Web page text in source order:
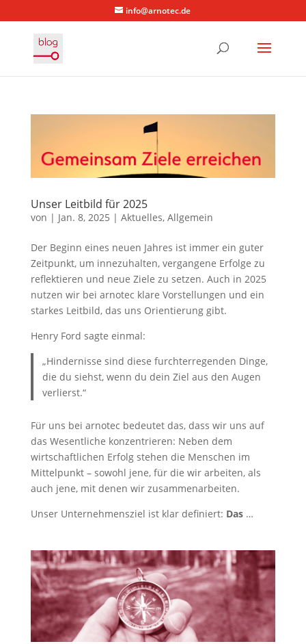
info@arnotec.de
Unser Leitbild für 2025
von | Jan. 8, 2025 | Aktuelles, Allgemein
Der Beginn eines neuen Jahres ist immer ein guter
Zeitpunkt, um innezuhalten, vergangene Erfolge zu
reflektieren und neue Ziele zu setzen. Auch in 2025
nutzen wir bei arnotec klare Vorstellungen und ein
starkes Leitbild, das uns Orientierung gibt.
Henry Ford sagte einmal:
„Hindernisse sind diese furchterregenden Dinge,
die du siehst, wenn du dein Ziel aus den Augen
verlierst.“
Für uns bei arnotec bedeutet das, dass wir uns auf
das Wesentliche konzentrieren: Neben dem
wirtschaftlichen Erfolg stehen die Menschen im
Mittelpunkt – sowohl jene, für die wir arbeiten, als
auch jene, mit denen wir zusammenarbeiten.
Unser Unternehmensziel ist klar definiert: Das …